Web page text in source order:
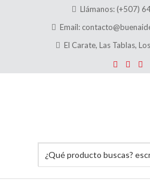
Llámanos: (+507)
Email:
El Carate, Las Tablas,